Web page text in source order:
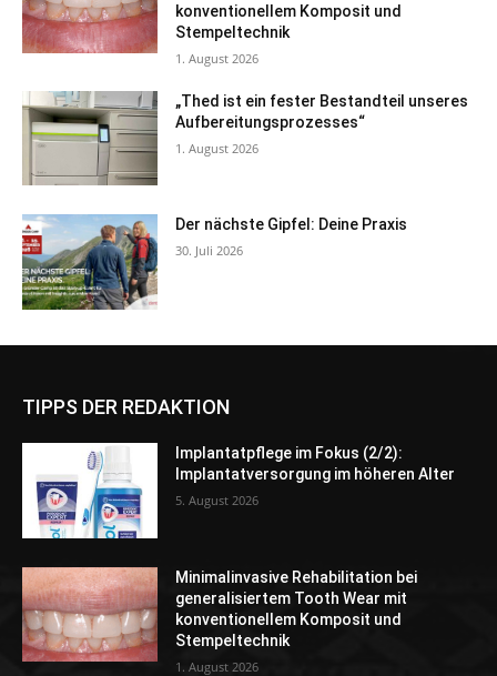
konventionellem Komposit und
Stempeltechnik
1. August 2026
„Thed ist ein fester Bestandteil unseres
Aufbereitungsprozesses“
1. August 2026
Der nächste Gipfel: Deine Praxis
30. Juli 2026
TIPPS DER REDAKTION
Implantatpflege im Fokus (2/2):
Implantatversorgung im höheren Alter
5. August 2026
Minimalinvasive Rehabilitation bei
generalisiertem Tooth Wear mit
konventionellem Komposit und
Stempeltechnik
1. August 2026